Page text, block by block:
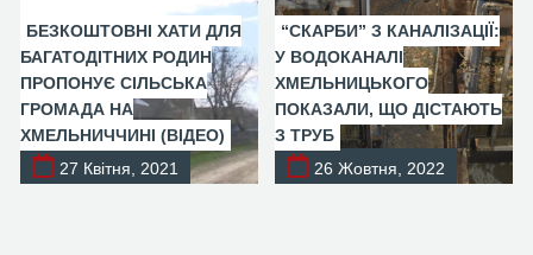
БЕЗКОШТОВНІ ХАТИ ДЛЯ
БАГАТОДІТНИХ РОДИН
ПРОПОНУЄ СІЛЬСЬКА
ГРОМАДА НА
ХМЕЛЬНИЧЧИНІ (ВІДЕО)
27 Квітня, 2021
“СКАРБИ” З КАНАЛІЗАЦІЇ:
У ВОДОКАНАЛІ
ХМЕЛЬНИЦЬКОГО
ПОКАЗАЛИ, ЩО ДІСТАЮТЬ
З ТРУБ
26 Жовтня, 2022